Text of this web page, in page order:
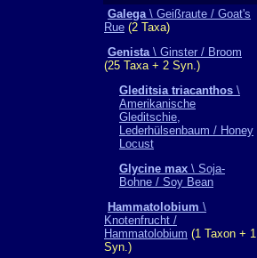
Galega\ Geißraute / Goat's
Rue (2 Taxa)
Genista\ Ginster / Broom
(25 Taxa + 2 Syn.)
Gleditsia triacanthos \
Amerikanische
Gleditschie,
Lederhülsenbaum / Honey
Locust
Glycine max \ Soja-
Bohne / Soy Bean
Hammatolobium \
Knotenfrucht /
Hammatolobium (1 Taxon + 1
Syn.)